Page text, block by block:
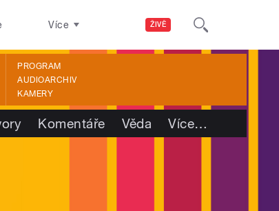
ŽIVĚ
Více
PROGRAM
AUDIOARCHIV
KAMERY
Komentáře Věda Více…